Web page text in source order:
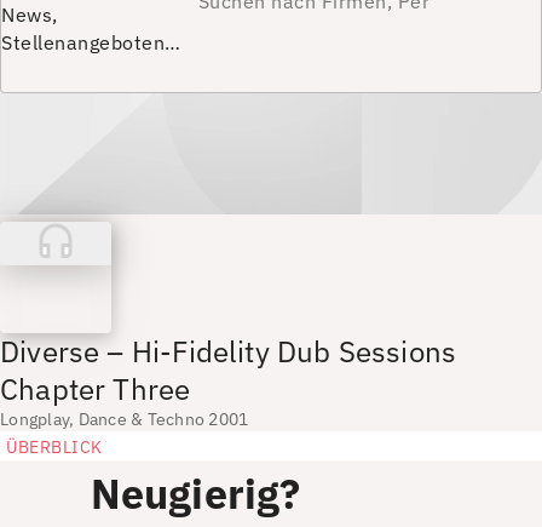
News,
Stellenangeboten…
Diverse – Hi-Fidelity Dub Sessions
Chapter Three
Longplay, Dance & Techno 2001
ÜBERBLICK
Neugierig?